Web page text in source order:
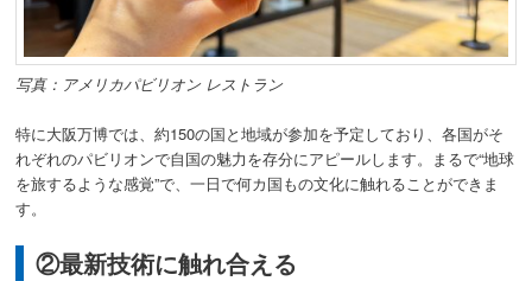
写真：アメリカパビリオン レストラン
特に大阪万博では、約150の国と地域が参加を予定しており、各国がそ
れぞれのパビリオンで自国の魅力を存分にアピールします。まるで“地球
を旅するような感覚”で、一日で何カ国もの文化に触れることができま
す。
②最新技術に触れ合える